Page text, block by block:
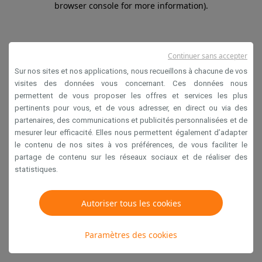
browser console for more information).
Sur nos sites et nos applications, nous recueillons à chacune de vos
visites des données vous concernant. Ces données nous
permettent de vous proposer les offres et services les plus
pertinents pour vous, et de vous adresser, en direct ou via des
partenaires, des communications et publicités personnalisées et de
mesurer leur efficacité. Elles nous permettent également d’adapter
le contenu de nos sites à vos préférences, de vous faciliter le
partage de contenu sur les réseaux sociaux et de réaliser des
statistiques.
Autoriser tous les cookies
Paramètres des cookies
Continuer sans accepter